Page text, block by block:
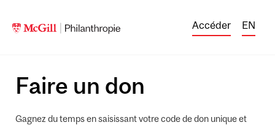
Accéder EN
Faire un don
Gagnez du temps en saisissant votre code de don unique et